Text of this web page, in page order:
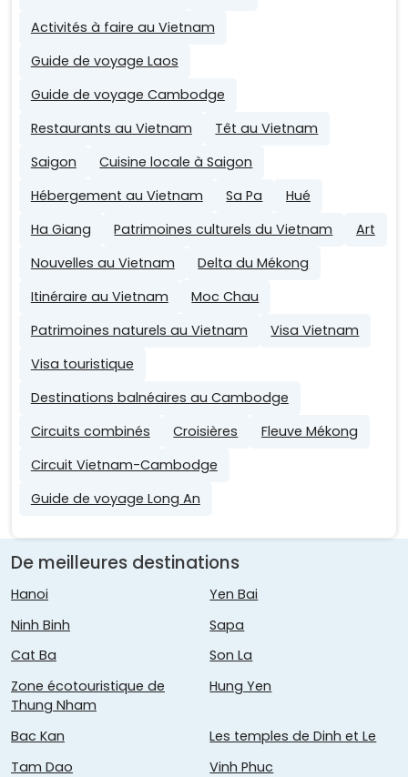
Activités à faire au Vietnam
Guide de voyage Laos
Guide de voyage Cambodge
Restaurants au Vietnam
Têt au Vietnam
Saigon
Cuisine locale à Saigon
Hébergement au Vietnam
Sa Pa
Hué
Ha Giang
Patrimoines culturels du Vietnam
Art
Nouvelles au Vietnam
Delta du Mékong
Itinéraire au Vietnam
Moc Chau
Patrimoines naturels au Vietnam
Visa Vietnam
Visa touristique
Destinations balnéaires au Cambodge
Circuits combinés
Croisières
Fleuve Mékong
Circuit Vietnam-Cambodge
Guide de voyage Long An
De meilleures destinations
Hanoi
Yen Bai
Ninh Binh
Sapa
Cat Ba
Son La
Zone écotouristique de
Thung Nham
Hung Yen
Bac Kan
Les temples de Dinh et Le
Tam Dao
Vinh Phuc